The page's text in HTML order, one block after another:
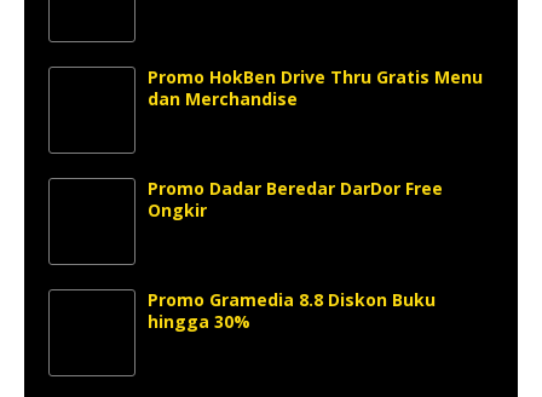
Promo HokBen Drive Thru Gratis Menu
dan Merchandise
Promo Dadar Beredar DarDor Free
Ongkir
Promo Gramedia 8.8 Diskon Buku
hingga 30%